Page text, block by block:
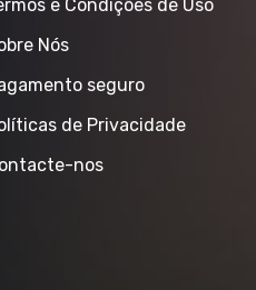
e Condições de Uso
Nós
seguro
de Privacidade
nos